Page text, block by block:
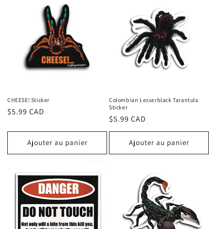
CHEESE! Sticker
Prix
$5.99 CAD
Ajouter au panier
Colombian Lesserblack Tarantula
Sticker
Prix
habituel
$5.99 CAD
Ajouter au panier